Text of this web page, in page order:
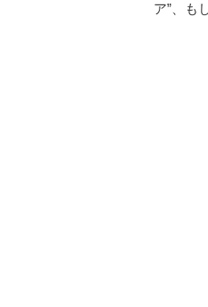
ア”、も